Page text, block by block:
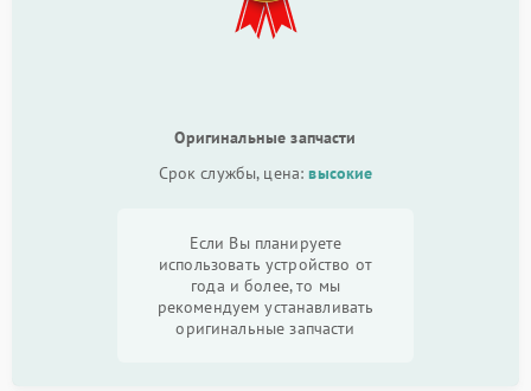
Оригинальные запчасти
Срок службы, цена:высокие
Если Вы планируете
использовать устройство от
года и более, то мы
рекомендуем устанавливать
оригинальные запчасти